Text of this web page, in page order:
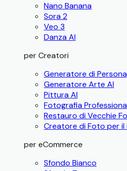
Nano Banana
Sora 2
Veo 3
Danza AI
per Creatori
Generatore di
Generatore Arte AI
Pittura AI
Fotografia
Restauro di Vecchie
Creatore di Foto per
per eCommerce
Sfondo Bianco